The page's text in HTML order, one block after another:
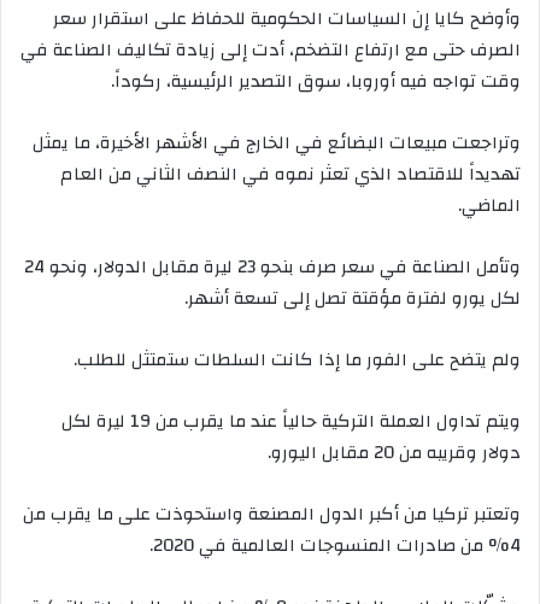
وأوضح كايا إن السياسات الحكومية للحفاظ على استقرار سعر
الصرف حتى مع ارتفاع التضخم، أدت إلى زيادة تكاليف الصناعة في
وقت تواجه فيه أوروبا، سوق التصدير الرئيسية، ركوداً.
وتراجعت مبيعات البضائع في الخارج في الأشهر الأخيرة، ما يمثل
تهديداً للاقتصاد الذي تعثر نموه في النصف الثاني من العام
الماضي.
وتأمل الصناعة في سعر صرف بنحو 23 ليرة مقابل الدولار، ونحو 24
لكل يورو لفترة مؤقتة تصل إلى تسعة أشهر.
ولم يتضح على الفور ما إذا كانت السلطات ستمتثل للطلب.
ويتم تداول العملة التركية حالياً عند ما يقرب من 19 ليرة لكل
دولار وقريبه من 20 مقابل اليورو.
وتعتبر تركيا من أكبر الدول المصنعة واستحوذت على ما يقرب من
4% من صادرات المنسوجات العالمية في 2020.